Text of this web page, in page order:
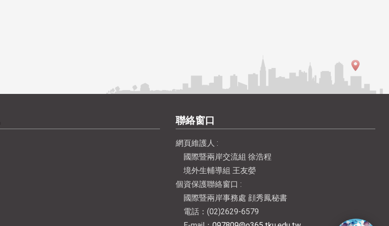
聯絡窗口
網頁維護人 :
國際暨兩岸交流組 徐浩程
境外生輔導組 王友嫈
個資保護聯絡窗口 :
國際暨兩岸事務處 顔秀鳳秘書
電話：(02)2629-6579